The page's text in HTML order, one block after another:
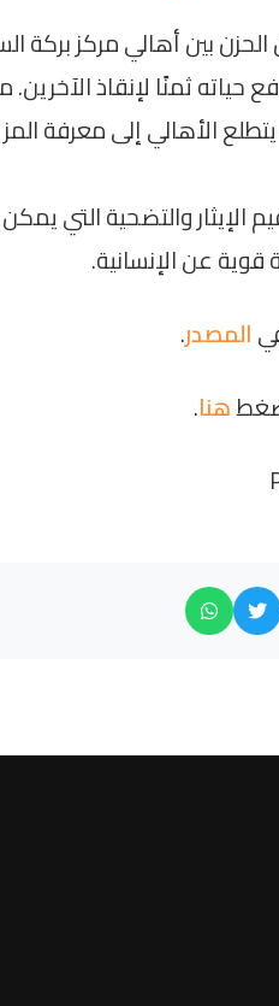
بين أهالي مركز بركة
ثمنًا لإنقاذ
يتطلع الأهالي إلى معرفة
الإيثار والتضحية التي
عن الإنسانية.
المصدر.
هنا.